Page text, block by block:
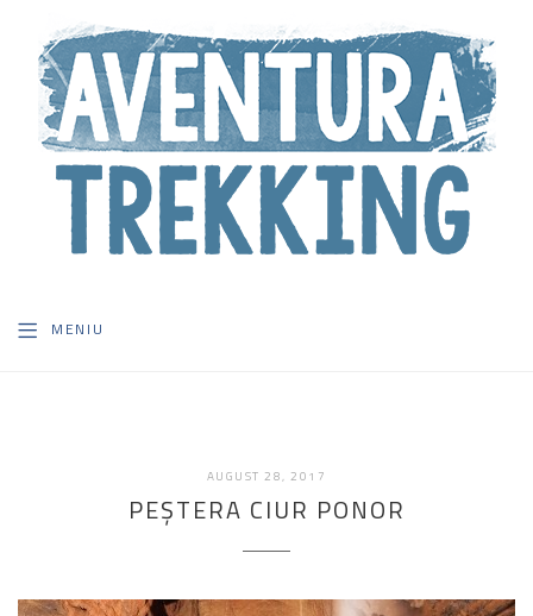
MENIU
AUGUST 28, 2017
2018
PEŞTERA CIUR PONOR